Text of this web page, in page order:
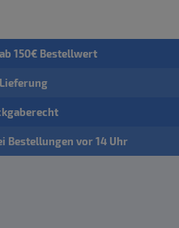
150€ Bestellwert
Bestellungen vor 14 Uhr